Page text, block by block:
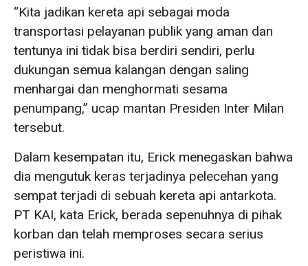
“Kita jadikan kereta api sebagai moda
transportasi pelayanan publik yang aman dan
tentunya ini tidak bisa berdiri sendiri, perlu
dukungan semua kalangan dengan saling
menhargai dan menghormati sesama
penumpang,” ucap mantan Presiden Inter Milan
tersebut.
Dalam kesempatan itu, Erick menegaskan bahwa
dia mengutuk keras terjadinya pelecehan yang
sempat terjadi di sebuah kereta api antarkota.
PT KAI, kata Erick, berada sepenuhnya di pihak
korban dan telah memproses secara serius
peristiwa ini.